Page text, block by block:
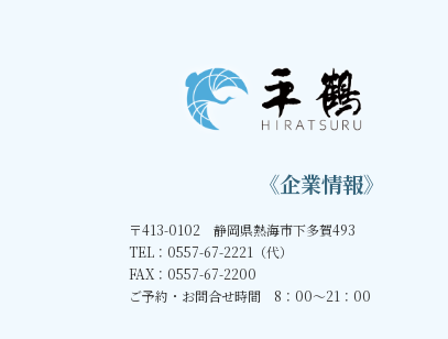
《企業情報》
〒413-0102 静岡県熱海市下多賀493
TEL：0557-67-2221（代）
FAX：0557-67-2200
ご予約・お問合せ時間 8：00～21：00